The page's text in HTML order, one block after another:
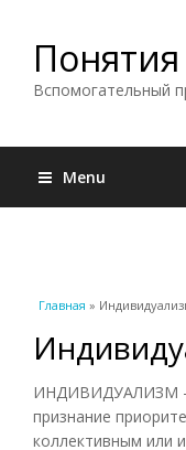
Вспомогательный
Menu
Вы здесь
Главная »
ИНДИВИДУАЛИЗМ -
признание
коллективным или